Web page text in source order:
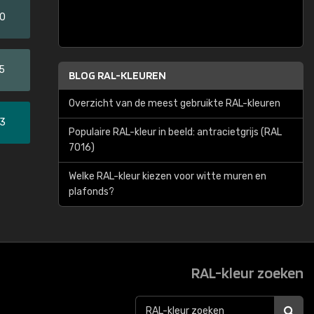
BLOG RAL-KLEUREN
Overzicht van de meest gebruikte RAL-kleuren
Populaire RAL-kleur in beeld: antracietgrijs (RAL
7016)
Welke RAL-kleur kiezen voor witte muren en
plafonds?
RAL-kleur zoeken